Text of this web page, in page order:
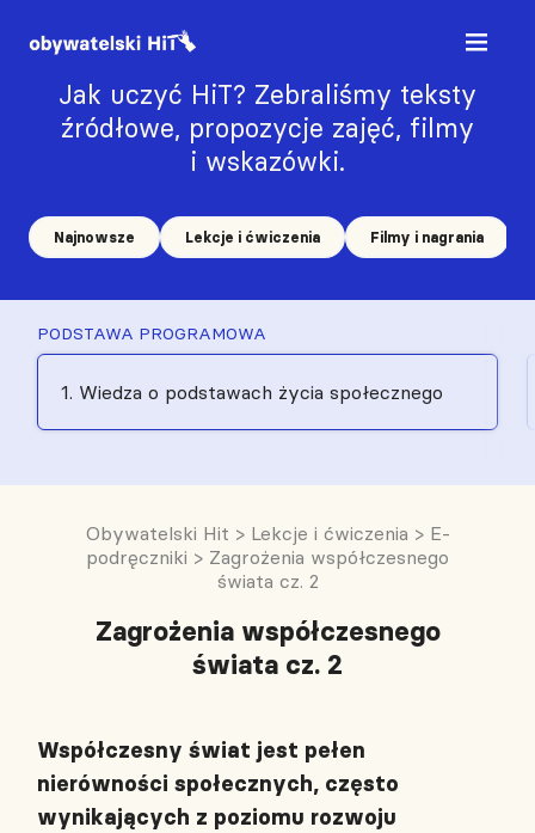
Jak uczyć HiT? Zebraliśmy teksty
źródłowe, propozycje zajęć, filmy
i wskazówki.
Najnowsze Lekcje i ćwiczenia Filmy i nagrania
PODSTAWA PROGRAMOWA
1. Wiedza o podstawach życia społecznego
Obywatelski Hit > Lekcje i ćwiczenia > E-
podręczniki > Zagrożenia współczesnego
świata cz. 2
Zagrożenia współczesnego
świata cz. 2
Współczesny świat jest pełen
nierówności społecznych, często
wynikających z poziomu rozwoju